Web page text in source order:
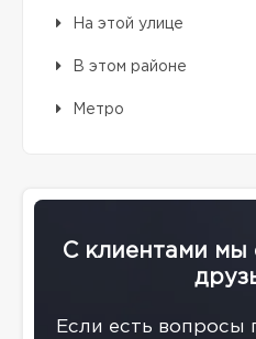
На этой улице
В этом районе
Метро
С клиентами мы
Eсли есть